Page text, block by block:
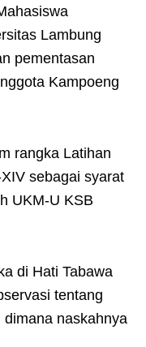
Lambung
pementasan
Kampoeng
rangka Latihan
sebagai syarat
UKM-U KSB
di Hati Tabawa
tentang
naskahnya